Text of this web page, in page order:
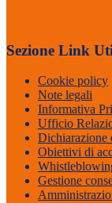
Sezione Link
Cookie policy
Note legali
Informativa
Ufficio
Dichiarazione
Obiettivi di
Gestione